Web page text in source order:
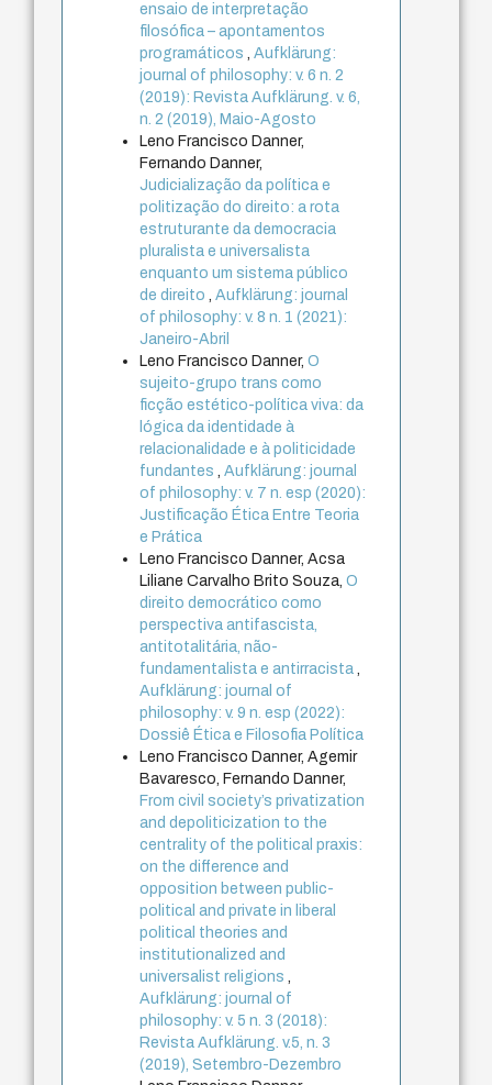
ensaio de interpretação
filosófica – apontamentos
programáticos,Aufklärung:
journal of philosophy: v. 6 n. 2
(2019): Revista Aufklärung. v. 6,
n. 2 (2019), Maio-Agosto
Leno Francisco Danner,
Fernando Danner,
Judicialização da política e
politização do direito: a rota
estruturante da democracia
pluralista e universalista
enquanto um sistema público
de direito,Aufklärung: journal
of philosophy: v. 8 n. 1 (2021):
Janeiro-Abril
Leno Francisco Danner,O
sujeito-grupo trans como
ficção estético-política viva: da
lógica da identidade à
relacionalidade e à politicidade
fundantes,Aufklärung: journal
of philosophy: v. 7 n. esp (2020):
Justificação Ética Entre Teoria
e Prática
Leno Francisco Danner, Acsa
Liliane Carvalho Brito Souza,O
direito democrático como
perspectiva antifascista,
antitotalitária, não-
fundamentalista e antirracista,
Aufklärung: journal of
philosophy: v. 9 n. esp (2022):
Dossiê Ética e Filosofia Política
Leno Francisco Danner, Agemir
Bavaresco, Fernando Danner,
From civil society’s privatization
and depoliticization to the
centrality of the political praxis:
on the difference and
opposition between public-
political and private in liberal
political theories and
institutionalized and
universalist religions,
Aufklärung: journal of
philosophy: v. 5 n. 3 (2018):
Revista Aufklärung. v.5, n. 3
(2019), Setembro-Dezembro